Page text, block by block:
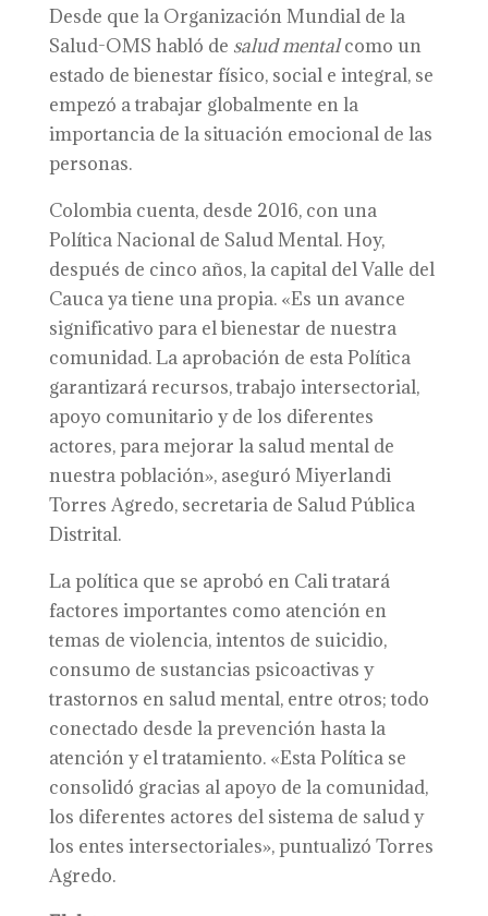
Desde que la Organización Mundial de la
Salud-OMS habló de salud mentalcomo un
estado de bienestar físico, social e integral, se
empezó a trabajar globalmente en la
importancia de la situación emocional de las
personas.
Colombia cuenta, desde 2016, con una
Política Nacional de Salud Mental. Hoy,
después de cinco años, la capital del Valle del
Cauca ya tiene una propia. «Es un avance
significativo para el bienestar de nuestra
comunidad. La aprobación de esta Política
garantizará recursos, trabajo intersectorial,
apoyo comunitario y de los diferentes
actores, para mejorar la salud mental de
nuestra población», aseguró Miyerlandi
Torres Agredo, secretaria de Salud Pública
Distrital.
La política que se aprobó en Cali tratará
factores importantes como atención en
temas de violencia, intentos de suicidio,
consumo de sustancias psicoactivas y
trastornos en salud mental, entre otros; todo
conectado desde la prevención hasta la
atención y el tratamiento. «Esta Política se
consolidó gracias al apoyo de la comunidad,
los diferentes actores del sistema de salud y
los entes intersectoriales», puntualizó Torres
Agredo.